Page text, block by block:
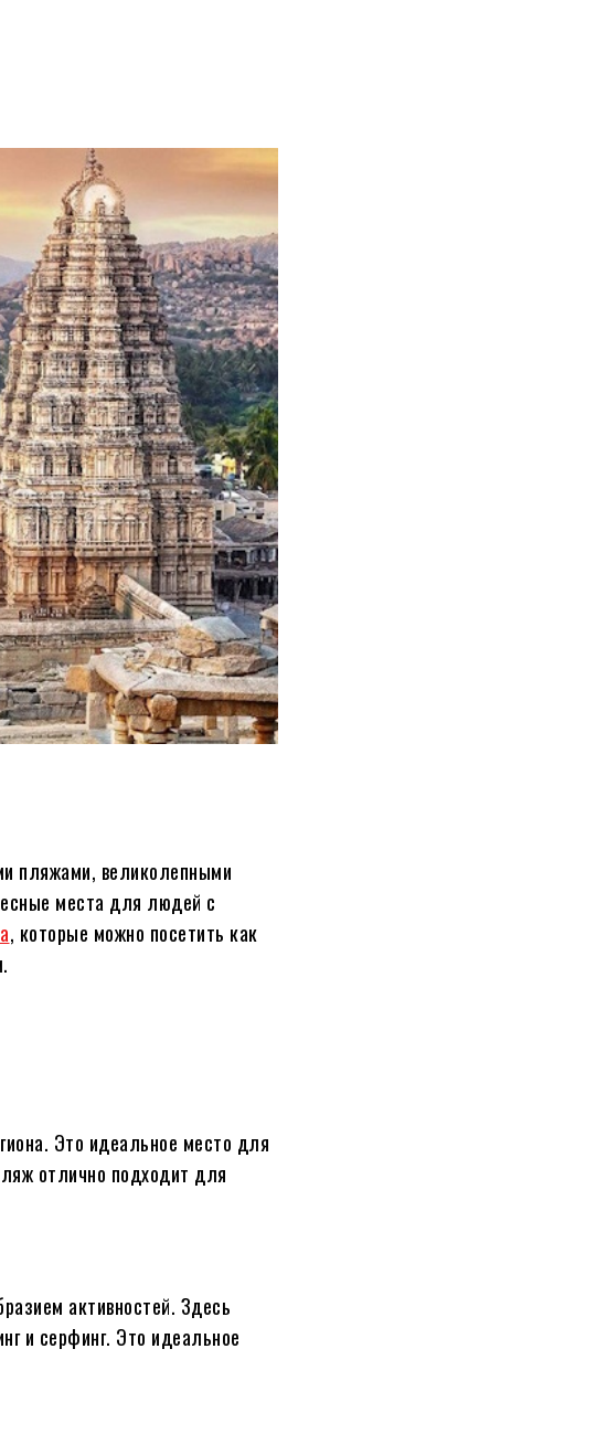
пляжами, великолепными
места для людей с
, которые можно посетить как
Это идеальное место для
отлично подходит для
активностей. Здесь
и серфинг. Это идеальное